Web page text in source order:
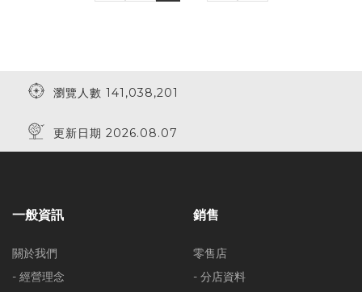
瀏覽人數 141,038,201
更新日期 2026.08.07
一般資訊
關於我們
- 經營理念
銷售
零售店
- 分店資料